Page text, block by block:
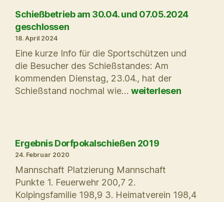
Schießbetrieb am 30.04. und 07.05.2024
geschlossen
18. April 2024
Eine kurze Info für die Sportschützen und
die Besucher des Schießstandes: Am
kommenden Dienstag, 23.04., hat der
Schießstand nochmal wie… Schießbetrieb
geschlossen
weiterlesen
Ergebnis Dorfpokalschießen 2019
24. Februar 2020
Mannschaft Platzierung Mannschaft
Punkte 1. Feuerwehr 200,7 2.
Kolpingsfamilie 198,9 3. Heimatverein 198,4